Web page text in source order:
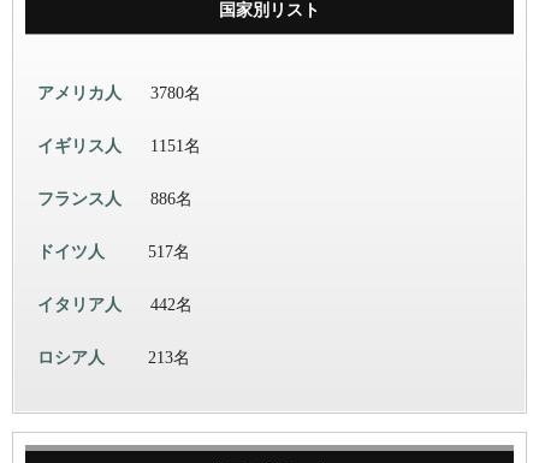
国家別リスト
アメリカ人 3780名
イギリス人 1151名
フランス人 886名
ドイツ人 517名
イタリア人 442名
ロシア人 213名